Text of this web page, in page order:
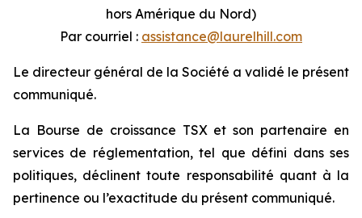
hors Amérique du Nord)
Par courriel : assistance@laurelhill.com
Le directeur général de la Société a validé le présent
communiqué.
La Bourse de croissance TSX et son partenaire en
services de réglementation, tel que défini dans ses
politiques, déclinent toute responsabilité quant à la
pertinence ou l’exactitude du présent communiqué.